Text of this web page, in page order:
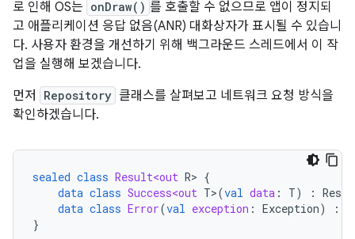
로 인해 OS는 onDraw() 를 호출할 수 없으므로 앱이 정지되
고 애플리케이션 응답 없음(ANR) 대화상자가 표시될 수 있습니
다. 사용자 환경을 개선하기 위해 백그라운드 스레드에서 이 작
업을 실행해 보겠습니다.
먼저
Repository 클래스를 살펴보고 네트워크 요청 방식을
확인하겠습니다.
sealed class Result<out R> {
data class Success<out T>(val data : T) :
data class Error(val exception : Exception) :
}